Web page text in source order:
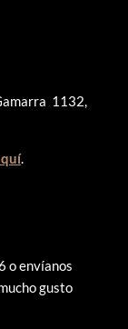
1132,
.
o envíanos
gusto